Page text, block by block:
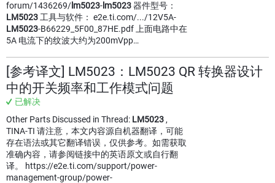
forum/1436269/ lm5023- lm5023器件型号：
LM5023 工具与软件： e2e.ti.com/.../12V5A-
LM5023-B66229_5F00_87HE.pdf 上面电路中在
5A 电流下的纹波大约为200mVpp…
[参考译文] LM5023：LM5023 QR 转换器设计
中的开关频率和工作模式问题
已解决
Other Parts Discussed in Thread: LM5023 ,
TINA-TI 请注意，本文内容源自机器翻译，可能
存在语法或其它翻译错误，仅供参考。如需获取
准确内容，请参阅链接中的英语原文或自行翻
译。 https://e2e.ti.com/support/power-
management-group/power-